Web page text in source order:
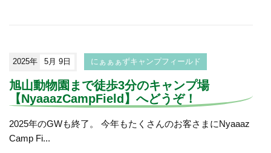
2025年 5月 9日 にぁぁぁずキャンプフィールド
旭山動物園まで徒歩3分のキャンプ場
【NyaaazCampField】へどうぞ！
2025年のGWも終了。 今年もたくさんのお客さまにNyaaaz
Camp Fi...